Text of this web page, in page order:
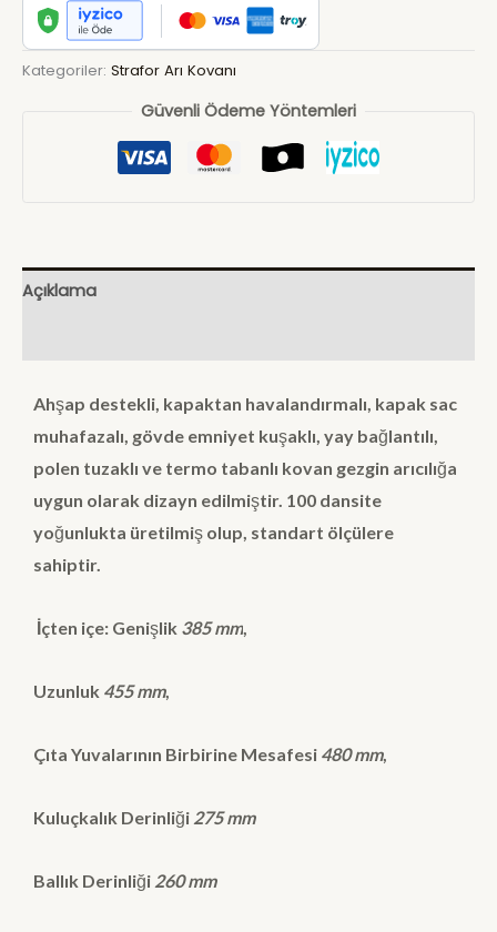
Kategoriler: Strafor Arı Kovanı
Güvenli Ödeme Yöntemleri
Açıklama
Ahşap destekli, kapaktan havalandırmalı, kapak sac
muhafazalı, gövde emniyet kuşaklı, yay bağlantılı,
polen tuzaklı ve termo tabanlı kovan gezgin arıcılığa
uygun olarak dizayn edilmiştir. 100 dansite
yoğunlukta üretilmiş olup, standart ölçülere
sahiptir.
İçten içe: Genişlik 385 mm,
Uzunluk 455 mm,
Çıta Yuvalarının Birbirine Mesafesi 480 mm,
Kuluçkalık Derinliği 275 mm
Ballık Derinliği 260 mm